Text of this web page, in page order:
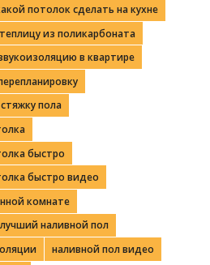
потолок сделать на кухне
из поликарбоната
в квартире
пола
быстро
быстро видео
комнате
лучший наливной пол
наливной пол видео